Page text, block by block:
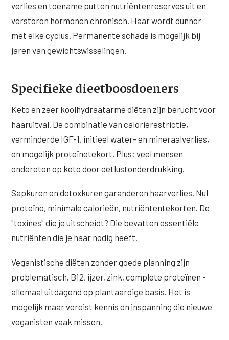
verlies en toename putten nutriëntenreserves uit en
verstoren hormonen chronisch. Haar wordt dunner
met elke cyclus. Permanente schade is mogelijk bij
jaren van gewichtswisselingen.
Specifieke dieetboosdoeners
Keto en zeer koolhydraatarme diëten zijn berucht voor
haaruitval. De combinatie van calorierestrictie,
verminderde IGF-1, initieel water- en mineraalverlies,
en mogelijk proteïnetekort. Plus: veel mensen
ondereten op keto door eetlustonderdrukking.
Sapkuren en detoxkuren garanderen haarverlies. Nul
proteïne, minimale calorieën, nutriëntentekorten. De
"toxines" die je uitscheidt? Die bevatten essentiële
nutriënten die je haar nodig heeft.
Veganistische diëten zonder goede planning zijn
problematisch. B12, ijzer, zink, complete proteïnen -
allemaal uitdagend op plantaardige basis. Het is
mogelijk maar vereist kennis en inspanning die nieuwe
veganisten vaak missen.